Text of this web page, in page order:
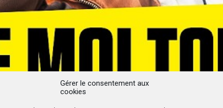
Gérer le consentement aux
cookies